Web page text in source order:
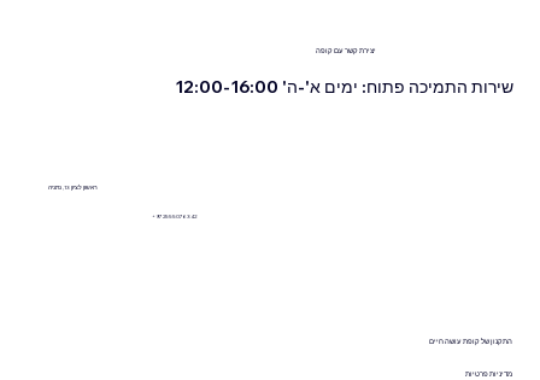
התקנון שלקופת עושה חיים
מדיניות פרטיות
ראשון לציון 13, נתניה
+972555076342
יצירת קשר עם קופה
שירות התמיכה פתוח: ימים א'-ה' 12:00-16:00